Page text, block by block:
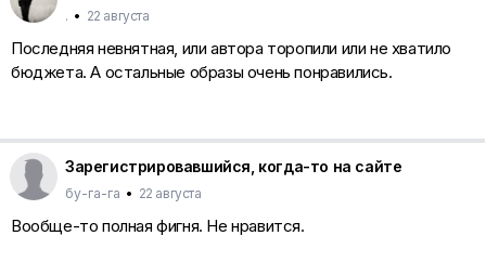
. • 22 августа
Последняя невнятная, или автора торопили или не хватило
бюджета. А остальные образы очень понравились.
Зарегистрировавшийся, когда-то на сайте
бу-га-га • 22 августа
Вообще-то полная фигня. Не нравится.